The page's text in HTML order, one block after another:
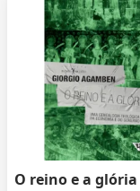
O reino e a glória